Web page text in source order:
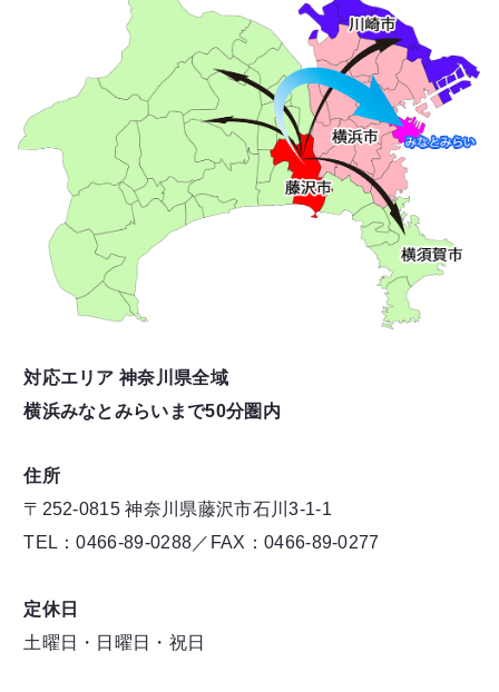
対応エリア 神奈川県全域
横浜みなとみらいまで50分圏内
住所
〒252-0815 神奈川県藤沢市石川3-1-1
TEL：0466-89-0288／FAX：0466-89-0277
定休日
土曜日・日曜日・祝日